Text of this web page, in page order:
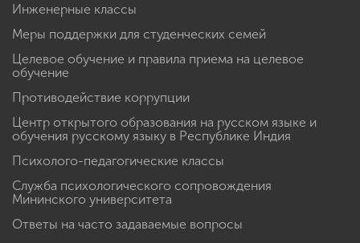
Инженерные классы
Меры поддержки для студенческих семей
Целевое обучение и правила приема на целевое
обучение
Противодействие коррупции
Центр открытого образования на русском языке и
обучения русскому языку в Республике Индия
Психолого-педагогические классы
Служба психологического сопровождения
Мининского университета
Ответы на часто задаваемые вопросы